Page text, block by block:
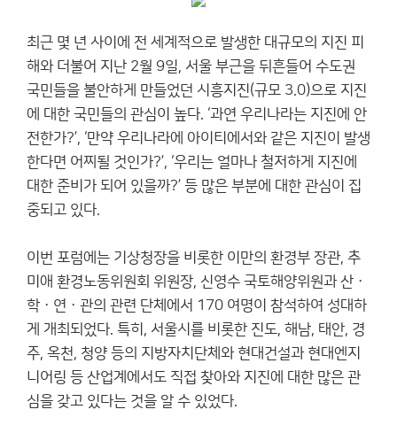
최근 몇 년 사이에 전 세계적으로 발생한 대규모의 지진 피
해와 더불어 지난 2월 9일, 서울 부근을 뒤흔들어 수도권
국민들을 불안하게 만들었던 시흥지진(규모 3.0)으로 지진
에 대한 국민들의 관심이 높다. ‘과연 우리나라는 지진에 안
전한가?’, ‘만약 우리나라에 아이티에서와 같은 지진이 발생
한다면 어찌될 것인가?’, ‘우리는 얼마나 철저하게 지진에
대한 준비가 되어 있을까?’ 등 많은 부분에 대한 관심이 집
중되고 있다.
이번 포럼에는 기상청장을 비롯한 이만의 환경부 장관, 추
미애 환경노동위원회 위원장, 신영수 국토해양위원과 산ㆍ
학ㆍ연ㆍ관의 관련 단체에서 170 여명이 참석하여 성대하
게 개최되었다. 특히, 서울시를 비롯한 진도, 해남, 태안, 경
주, 옥천, 청양 등의 지방자치단체와 현대건설과 현대엔지
니어링 등 산업계에서도 직접 찾아와 지진에 대한 많은 관
심을 갖고 있다는 것을 알 수 있었다.